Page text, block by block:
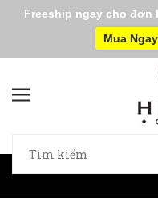
Freeship ngay cho đơn
Mua